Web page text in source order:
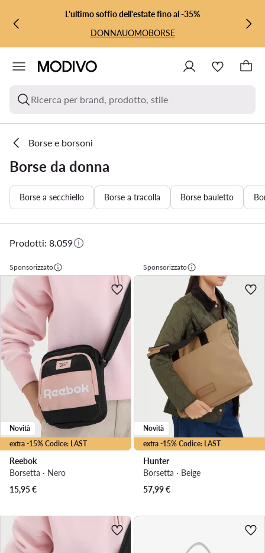
VAI AL CONTENUTO PRINCIPALE
VAI ALLA RICERCAL'ultimo soffio dell'estate fino al -35%
DONNAUOMOBORSE
Ricerca per brand, prodotto, stile
Borse e borsoni
Borse da donna
Borse a secchiello Borse a tracolla Borse bauletto
Prodotti: 8.059
Sponsorizzato
extra -15% Codice: LAST
Novità
Reebok
Borsetta · Nero
15,95€
Sponsorizzato
extra -15% Codice: LAST
Novità
Hunter
Borsetta · Beige
57,99€